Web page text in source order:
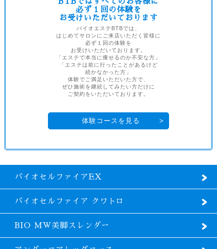
必ず１回の体験を
お受けいただいております
バイオエステBTBでは、
はじめてサロンにご来店いただく皆様に
必ず１回の体験を
お受けいただいております。
「エステで本当に痩せるのか不安な方」
「エステは前に行ったことがあるけど
続かなかった方」
体験でご満足いただいた方で、
ぜひ施術を継続してみたい方だけに
ご契約をいただいております。
体験コースを見る
バイオセルファイアEX
バイオセルファイア クワトロ
BIO MW美脚スレンダー